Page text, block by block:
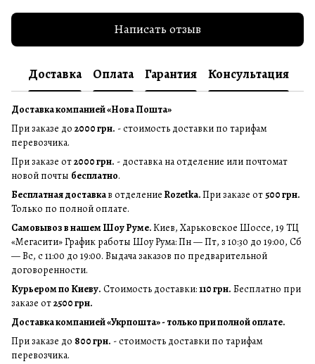
Написать отзыв
Доставка Оплата Гарантия Консультация
Доставка компанией «Нова Пошта»
При заказе до 2000 грн. - стоимость доставки по тарифам
перевозчика.
При заказе от2000 грн. - доставка на отделение или почтомат
новой почты бесплатно.
Бесплатная доставкав отделение Rozetka.При заказе от500 грн.
Только по полной оплате.
Самовывоз в нашем Шоу Руме.Киев, Харьковское Шоссе, 19 ТЦ
«Мегасити» График работы Шоу Рума: Пн — Пт, з 10:30 до 19:00, Сб
— Вс, с 11:00 до 19:00. Выдача заказов по предварительной
договоренности.
Курьером по Киеву. Стоимость доставки:110 грн. Бесплатно при
заказе от2500 грн.
Доставка компанией «Укрпошта» - только при полной оплате.
При заказе до 800 грн. - стоимость доставки по тарифам
перевозчика.